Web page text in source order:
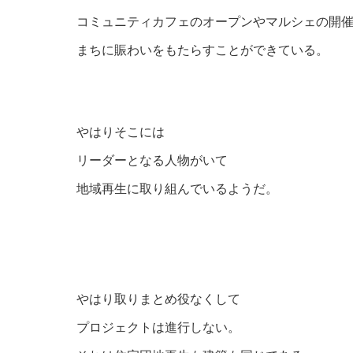
コミュニティカフェのオープンやマルシェの開
まちに賑わいをもたらすことができている。
やはりそこには
リーダーとなる人物がいて
地域再生に取り組んでいるようだ。
やはり取りまとめ役なくして
プロジェクトは進行しない。